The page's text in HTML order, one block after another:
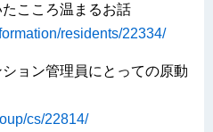
こころ温まるお話
residents/22334/
ョン管理員にとっての原動
cs/22814/